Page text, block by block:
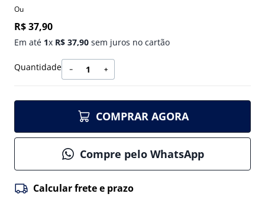
Ou
R$37,90
Em até 1x R$ 37,90 sem juros no cartão
Quantidade ＋
－
COMPRAR AGORA
Compre pelo WhatsApp